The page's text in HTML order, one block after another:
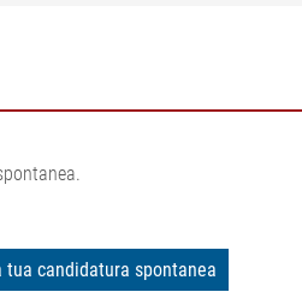
tua candidatura spontanea